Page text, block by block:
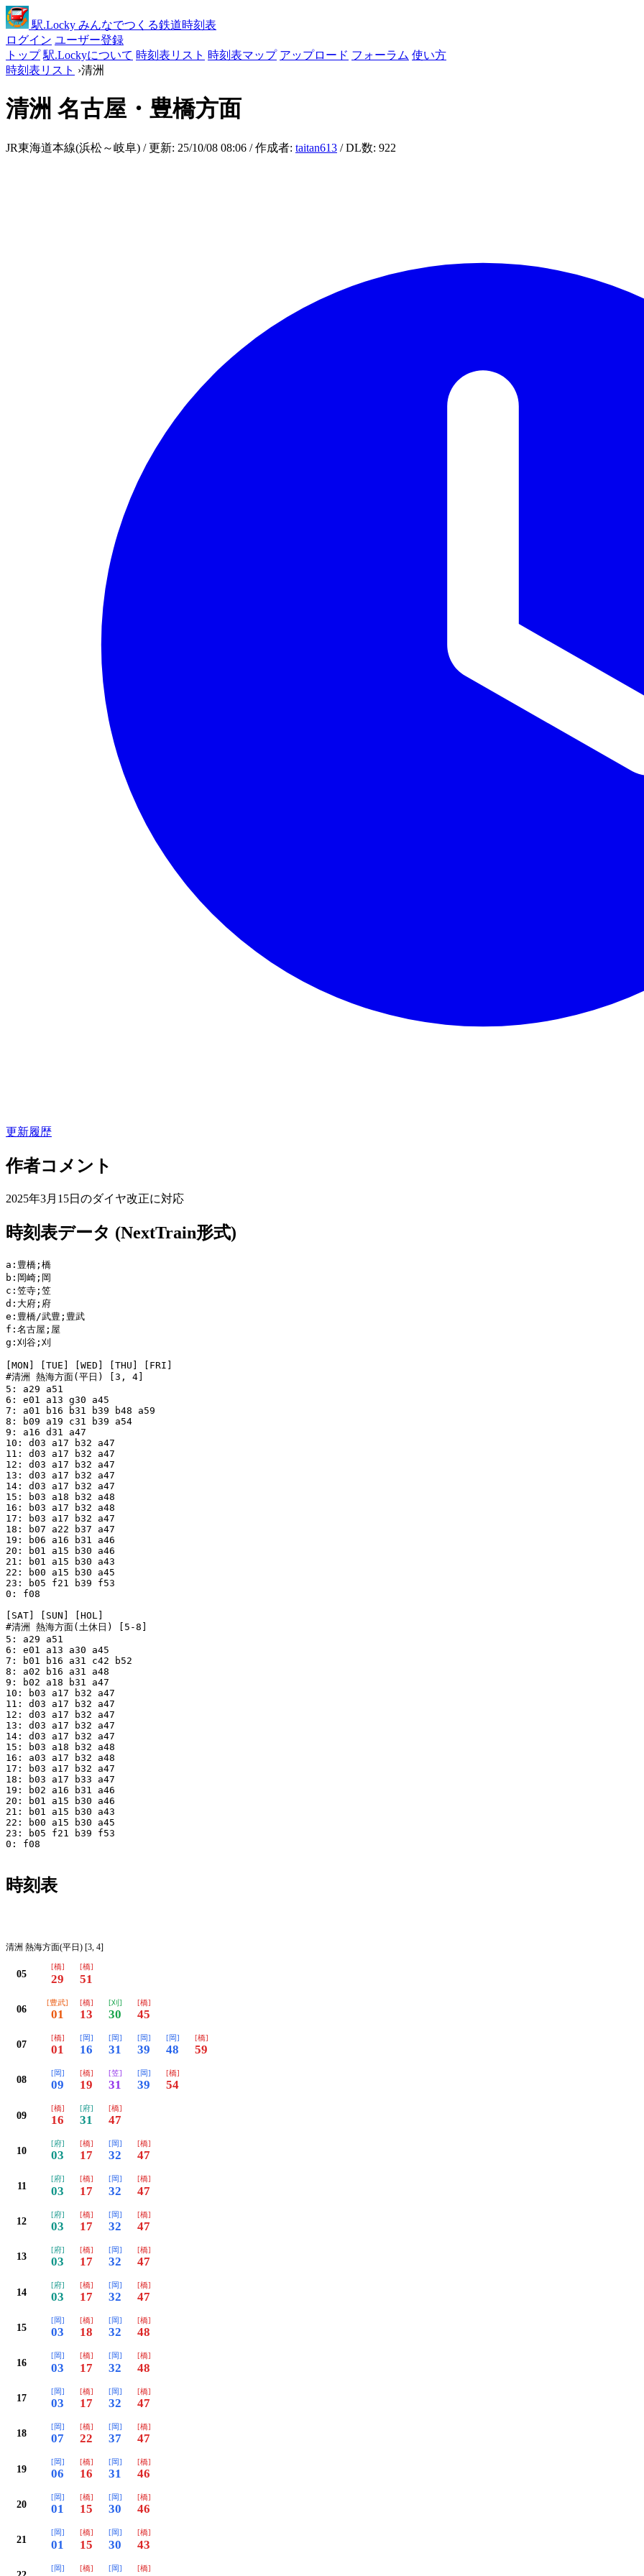
駅.Locky みんなでつくる鉄道時刻表
ログイン ユーザー登録
トップ 駅.Lockyについて 時刻表リスト 時刻表マップ アップロード フォーラム 使い方
時刻表リスト ›清洲
清洲 名古屋・豊橋方面
JR東海道本線(浜松～岐阜) / 更新: 25/10/08 08:06 / 作成者: taitan613 / DL数: 922
更新履歴
作者コメント
2025年3月15日のダイヤ改正に対応
時刻表データ (NextTrain形式)
a:豊橋;橋
b:岡崎;岡
c:笠寺;笠
d:大府;府
e:豊橋/武豊;豊武
f:名古屋;屋
g:刈谷;刈
[MON] [TUE] [WED] [THU] [FRI]
#清洲 熱海方面(平日) [3, 4]
5: a29 a51
6: e01 a13 g30 a45
7: a01 b16 b31 b39 b48 a59
8: b09 a19 c31 b39 a54
9: a16 d31 a47
10: d03 a17 b32 a47
11: d03 a17 b32 a47
12: d03 a17 b32 a47
13: d03 a17 b32 a47
14: d03 a17 b32 a47
15: b03 a18 b32 a48
16: b03 a17 b32 a48
17: b03 a17 b32 a47
18: b07 a22 b37 a47
19: b06 a16 b31 a46
20: b01 a15 b30 a46
21: b01 a15 b30 a43
22: b00 a15 b30 a45
23: b05 f21 b39 f53
0: f08
[SAT] [SUN] [HOL]
#清洲 熱海方面(土休日) [5-8]
5: a29 a51
6: e01 a13 a30 a45
7: b01 b16 a31 c42 b52
8: a02 b16 a31 a48
9: b02 a18 b31 a47
10: b03 a17 b32 a47
11: d03 a17 b32 a47
12: d03 a17 b32 a47
13: d03 a17 b32 a47
14: d03 a17 b32 a47
15: b03 a18 b32 a48
16: a03 a17 b32 a48
17: b03 a17 b32 a47
18: b03 a17 b33 a47
19: b02 a16 b31 a46
20: b01 a15 b30 a46
21: b01 a15 b30 a43
22: b00 a15 b30 a45
23: b05 f21 b39 f53
0: f08
時刻表
清洲 熱海方面(平日) [3, 4]
05
[橋]
29
[橋]
51
06
[豊武]
01
[橋]
13
[刈]
30
[橋]
45
07
[橋]
01
[岡]
16
[岡]
31
[岡]
39
[岡]
48
[橋]
59
08
[岡]
09
[橋]
19
[笠]
31
[岡]
39
[橋]
54
09
[橋]
16
[府]
31
[橋]
47
10
[府]
03
[橋]
17
[岡]
32
[橋]
47
11
[府]
03
[橋]
17
[岡]
32
[橋]
47
12
[府]
03
[橋]
17
[岡]
32
[橋]
47
13
[府]
03
[橋]
17
[岡]
32
[橋]
47
14
[府]
03
[橋]
17
[岡]
32
[橋]
47
15
[岡]
03
[橋]
18
[岡]
32
[橋]
48
16
[岡]
03
[橋]
17
[岡]
32
[橋]
48
17
[岡]
03
[橋]
17
[岡]
32
[橋]
47
18
[岡]
07
[橋]
22
[岡]
37
[橋]
47
19
[岡]
06
[橋]
16
[岡]
31
[橋]
46
20
[岡]
01
[橋]
15
[岡]
30
[橋]
46
21
[岡]
01
[橋]
15
[岡]
30
[橋]
43
[岡] [橋] [岡] [橋]